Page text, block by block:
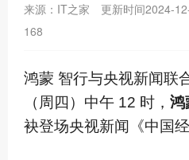
来源：IT之家 更新时间2024-
168
鸿蒙 智行与央视新闻联
（周四）中午 12 时， 鸿
袂登场央视新闻《中国